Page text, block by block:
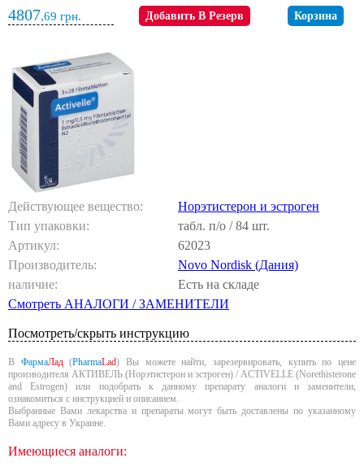
4807,69 грн. Добавить В Резерв Корзина
Действующее вещество:
Норэтистерон и эстроген
Тип упаковки:
табл. п/о / 84 шт.
Артикул:
62023
Производитель:
Novo Nordisk (Дания)
наличие:
Есть на складе
Смотреть АНАЛОГИ / ЗАМЕНИТЕЛИ
Посмотреть/скрыть инструкцию
В ФармаЛад(PharmaLad) Вы можете найти, зарезервировать, купить по цене
производителя АКТИВЕЛЬ (Норэтистерон и эстроген) / ACTIVELLE (Norethisterone
and Estrogen) или подобрать к данному препарату аналоги и заменители,
ознакомиться с инструкцией и описанием.
Выбранные Вами лекарства и препараты могут быть доставлены по указанному
Вами адресу в Украине.
Имеющиеся аналоги: